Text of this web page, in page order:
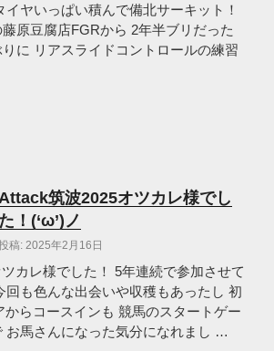
イヤいっぱい積んで備北サーキット！
原豆腐店FGRから 2年半ブリだった
に リアスライドコントロールの練習
Attack筑波2025オツカレ様でし
た！(‘ω’)ノ
稿: 2025年2月16日
カレ様でした！ 5年連続で参加させて
回も色んな出会いや収穫もあったし 初
からコースインも 競馬のスタートゲー
お馬さんになった気分になれまし …